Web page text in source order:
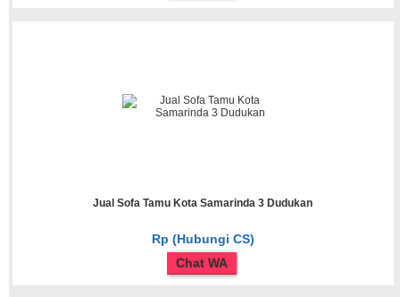
Jual Sofa Tamu Kota Samarinda 3 Dudukan
Rp (Hubungi CS)
Chat WA